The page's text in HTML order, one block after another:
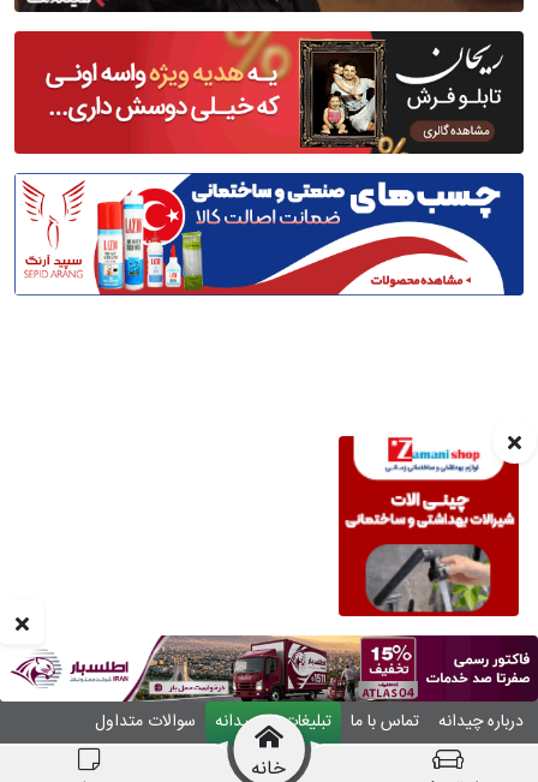
خانه
درباره چیدانه تماس با ما تبلیغات در چیدانه
سوالات متداول
ورود